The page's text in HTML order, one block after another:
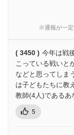
※通報が一定
( 3450 ) 今年は戦
こっている戦いと
などと思ってしま
は子どもたちに教
教師(4人)であるあ
5